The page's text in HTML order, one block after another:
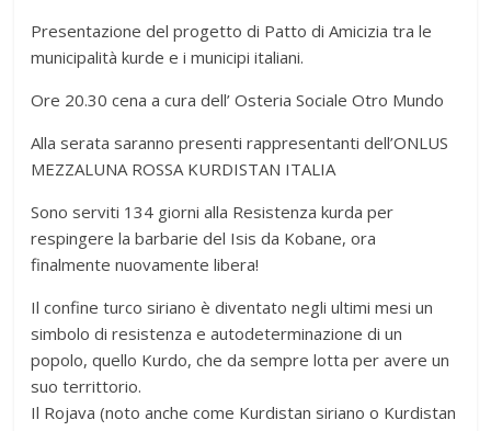
Presentazione del progetto di Patto di Amicizia tra le
municipalità kurde e i municipi italiani.
Ore 20.30 cena a cura dell’ Osteria Sociale Otro Mundo
Alla serata saranno presenti rappresentanti dell’ONLUS
MEZZALUNA ROSSA KURDISTAN ITALIA
Sono serviti 134 giorni alla Resistenza kurda per
respingere la barbarie del Isis da Kobane, ora
finalmente nuovamente libera!
Il confine turco siriano è diventato negli ultimi mesi un
simbolo di resistenza e autodeterminazione di un
popolo, quello Kurdo, che da sempre lotta per avere un
suo territtorio.
Il Rojava (noto anche come Kurdistan siriano o Kurdistan